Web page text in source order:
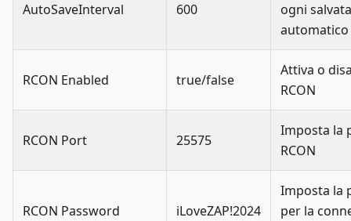
AutoSaveInterval 600
ogni
automatico
RCON Enabled true/false
Attiva o
RCON
RCON Port 25575
Imposta la
RCON
RCON Password iLoveZAP!2024
Imposta la
per la